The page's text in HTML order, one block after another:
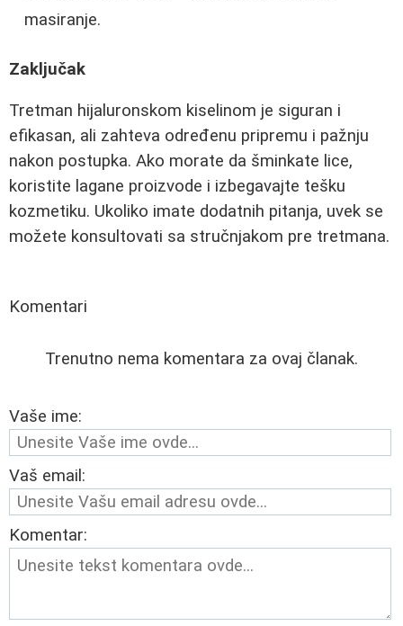
masiranje.
Zaključak
Tretman hijaluronskom kiselinom je siguran i
efikasan, ali zahteva određenu pripremu i pažnju
nakon postupka. Ako morate da šminkate lice,
koristite lagane proizvode i izbegavajte tešku
kozmetiku. Ukoliko imate dodatnih pitanja, uvek se
možete konsultovati sa stručnjakom pre tretmana.
Komentari
Trenutno nema komentara za ovaj članak.
Vaše ime:
Vaš email:
Komentar: